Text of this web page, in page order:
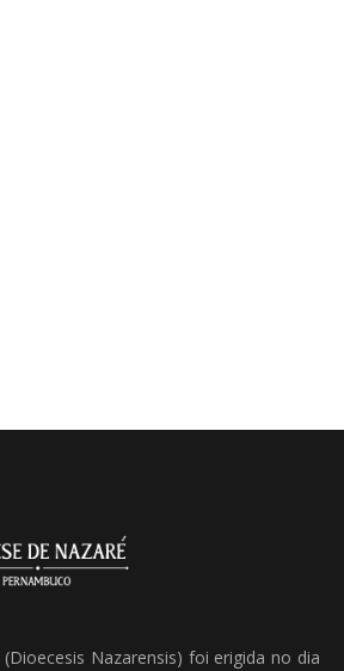
Nazarensis) foi erigida no dia